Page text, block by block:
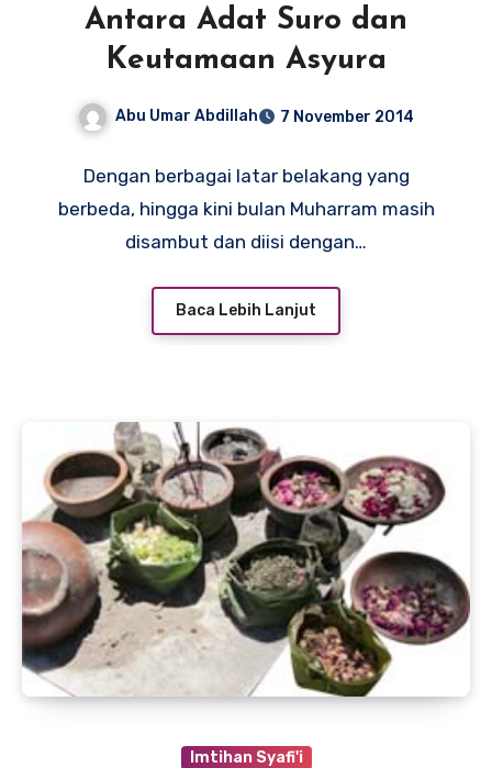
Antara Adat Suro dan
Keutamaan Asyura
Abu Umar Abdillah 7 November 2014
Dengan berbagai latar belakang yang
berbeda, hingga kini bulan Muharram masih
disambut dan diisi dengan…
Baca Lebih Lanjut
Imtihan Syafi'i